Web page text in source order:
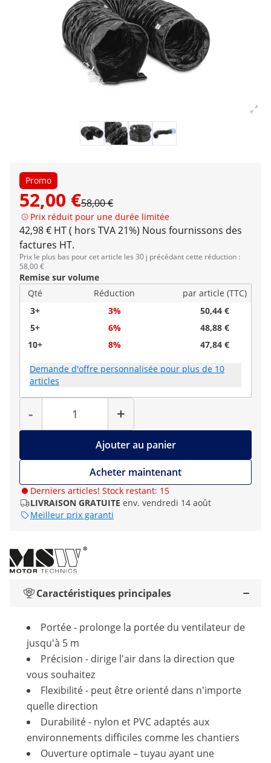
Promo
52,00 €58,00 €
Prix réduit pour une durée limitée
42,98 € HT ( hors TVA 21%) Nous fournissons des
factures HT.
Prix le plus bas pour cet article les 30 j précédant cette réduction :
58,00 €
Remise sur volume
Qté
Réduction
par article (TTC)
3+
3%
50,44 €
5+
6%
48,88 €
10+
8% 47,84 €
Demande d'offre personnalisée pour plus de 10
articles
-
Quantité
+
Ajouter au panier
Acheter maintenant
Derniers articles! Stock restant: 15
LIVRAISON GRATUITE env. vendredi 14 août
Meilleur prix garanti
Caractéristiques principales
Portée - prolonge la portée du ventilateur de
jusqu'à 5 m
Précision - dirige l'air dans la direction que
vous souhaitez
Flexibilité - peut être orienté dans n'importe
quelle direction
Durabilité - nylon et PVC adaptés aux
environnements difficiles comme les chantiers
Ouverture optimale – tuyau ayant une